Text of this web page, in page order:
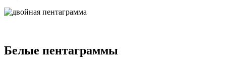
Белые пентаграммы